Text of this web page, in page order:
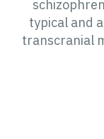
typical and
transcranial